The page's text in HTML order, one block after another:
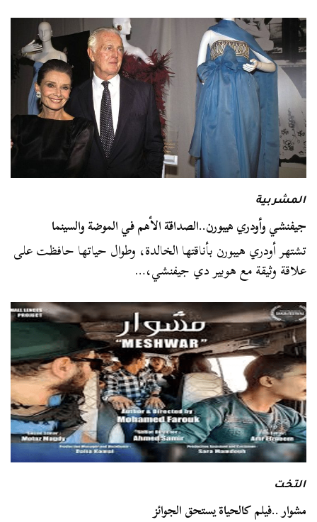
المشربية
جيفنشي وأودري هيبورن..الصداقة الأهم في الموضة والسينما
تشتهر أودري هيبورن بأناقتها الخالدة، وطوال حياتها حافظت على
علاقة وثيقة مع هوبير دي جيفنشي،…
التخت
مشوار ..فيلم كالحياة يستحق الجوائز